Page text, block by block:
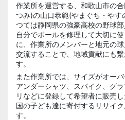
作業所を運営する、和歌山市の
つみ)の山口恭範(やまぐち・や
つては静岡県の強豪高校の野球部
自分でボールを修理して大切に
に、作業所のメンバーと地元の
交流することで、地域貢献にも
す。
また作業所では、サイズがオー
アンダーシャツ、スパイク、グ
リなどに登録して希望者に販売
国の子ども達に寄付するリサイ
す。